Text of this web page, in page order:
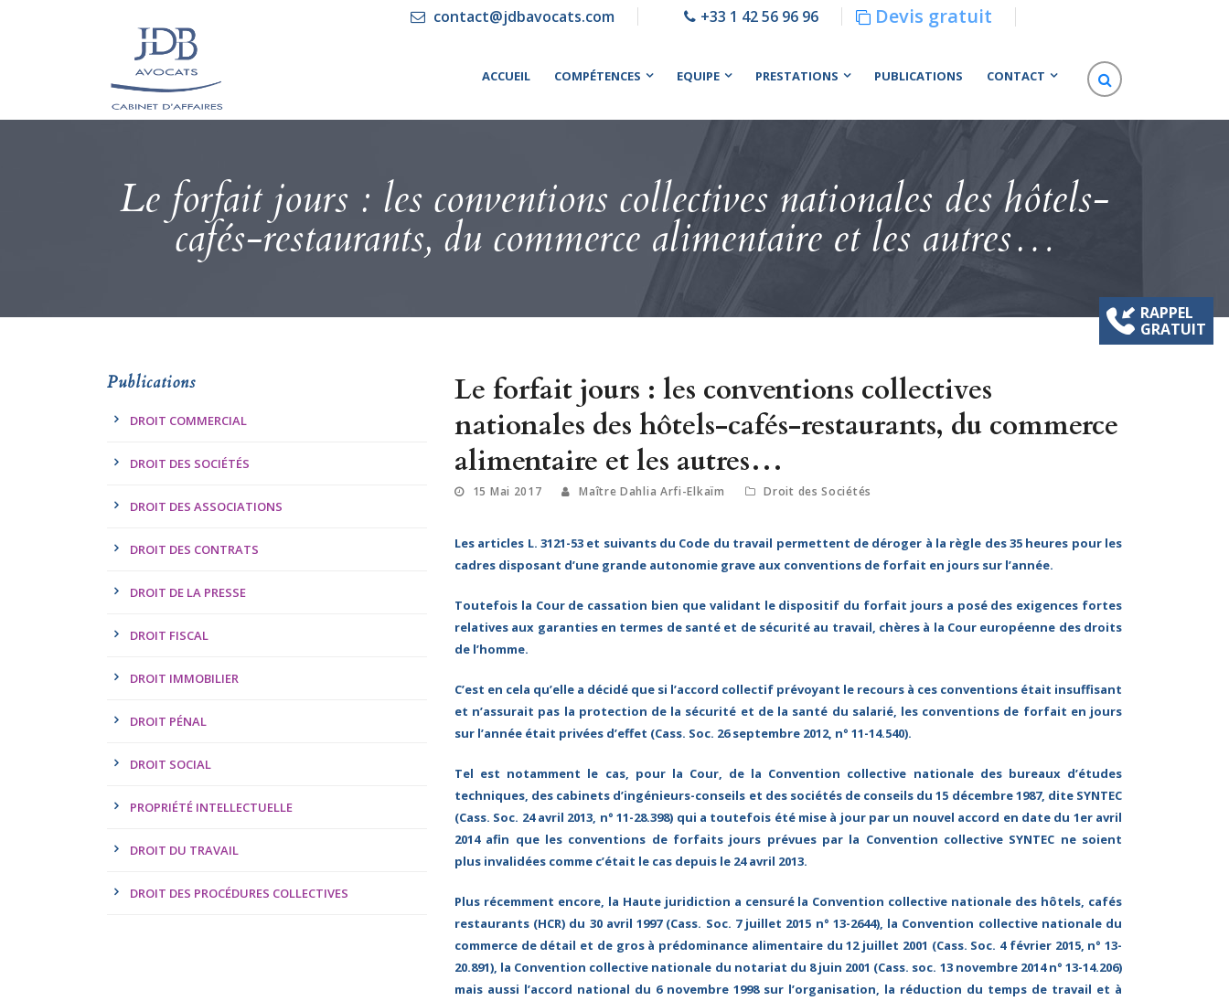
contact@jdbavocats.com Devis gratuit
+33 1 42 56 96 96
ACCUEIL COMPÉTENCES EQUIPE PRESTATIONS PUBLICATIONS CONTACT
RAPPEL
GRATUIT
Le forfait jours : les conventions collectives nationales des hôtels-
cafés-restaurants, du commerce alimentaire et les autres…
Le forfait jours : les conventions collectives
nationales des hôtels-cafés-restaurants, du commerce
alimentaire et les autres…
15 Mai 2017 Maître Dahlia Arfi-Elkaïm Droit des Sociétés
Les articles L. 3121-53 et suivants du Code du travail permettent de déroger à la règle des 35 heures pour les
cadres disposant d’une grande autonomie grave aux conventions de forfait en jours sur l’année.
Toutefois la Cour de cassation bien que validant le dispositif du forfait jours a posé des exigences fortes
relatives aux garanties en termes de santé et de sécurité au travail, chères à la Cour européenne des droits
de l’homme.
C’est en cela qu’elle a décidé que si l’accord collectif prévoyant le recours à ces conventions était insuffisant
et n’assurait pas la protection de la sécurité et de la santé du salarié, les conventions de forfait en jours
sur l’année était privées d’effet (Cass. Soc. 26 septembre 2012, n° 11-14.540).
Tel est notamment le cas, pour la Cour, de la Convention collective nationale des bureaux d’études
techniques, des cabinets d’ingénieurs-conseils et des sociétés de conseils du 15 décembre 1987, dite SYNTEC
(Cass. Soc. 24 avril 2013, n° 11-28.398) qui a toutefois été mise à jour par un nouvel accord en date du 1er avril
2014 afin que les conventions de forfaits jours prévues par la Convention collective SYNTEC ne soient
plus invalidées comme c’était le cas depuis le 24 avril 2013.
Plus récemment encore, la Haute juridiction a censuré la Convention collective nationale des hôtels, cafés
restaurants (HCR) du 30 avril 1997 (Cass. Soc. 7 juillet 2015 n° 13-2644), la Convention collective nationale du
commerce de détail et de gros à prédominance alimentaire du 12 juillet 2001 (Cass. Soc. 4 février 2015, n° 13-
20.891), la Convention collective nationale du notariat du 8 juin 2001 (Cass. soc. 13 novembre 2014 n° 13-14.206)
mais aussi l’accord national du 6 novembre 1998 sur l’organisation, la réduction du temps de travail et à
Publications
DROIT COMMERCIAL
DROIT DES SOCIÉTÉS
DROIT DES ASSOCIATIONS
DROIT DES CONTRATS
DROIT DE LA PRESSE
DROIT FISCAL
DROIT IMMOBILIER
DROIT PÉNAL
DROIT SOCIAL
PROPRIÉTÉ INTELLECTUELLE
DROIT DU TRAVAIL
DROIT DES PROCÉDURES COLLECTIVES